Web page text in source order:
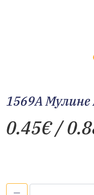
1569A Мулине
0.45€/